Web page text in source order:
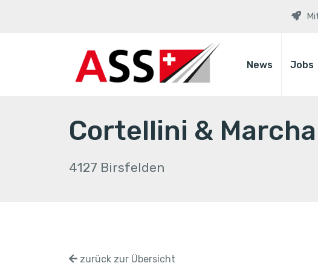
News Jobs
Cortellini &
4127 Birsfelden
zurück zur Übersicht